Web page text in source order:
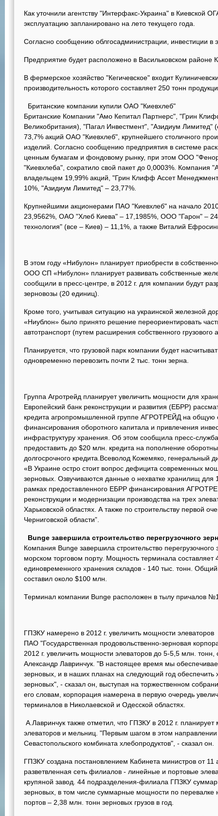
Как уточнили агентству "Интерфакс-Украина" в Киевской
эксплуатацию запланировано на лето текущего года.
Согласно сообщению облгосадминистрации, инвестиции в
Предприятие будет расположено в Васильковском районе
В фермерское хозяйство "Кегичевское" входит
производительность которого составляет 250 тонн
Британские компании купили ОАО "Киевхлеб"
Британские Компании "Амо Кепитал Партнерс", "Грин
Великобритания), "Пагал Инвестмент", "Азидиум Лимитед"
73,7% акций ОАО "Киевхлеб", крупнейшего столичного
изделий. Согласно сообщению предприятия в системе
ценным бумагам и фондовому рынку, при этом ООО
"Киевхлеба", сократило свой пакет до 0,0003%. Компания
владельцем 19,99% акций, "Грин Клифф Ассет
10%, "Азидиум Лимитед" – 23,77%.
Крупнейшими акционерами ПАО "Киевхлеб" на начало
23,9562%, ОАО "Хлеб Киева" – 17,1985%, ООО "Гарон" –
технология" (все – Киев) – 11,1%, а также Виталий
В этом году «Нибулон» планирует приобрести в
ООО СП «Нибулон» планирует развивать собственные
сообщили в пресс-центре, в 2012 г. для компании будут
зерновозы (20 единиц).
Кроме того, учитывая ситуацию на украинской железной
«Ниублон» было принято решение переориентировать
автотранспорт (путем расширения собственного грузового
Планируется, что грузовой парк компании будет
одновременно перевозить почти 2 тыс. тонн зерна.
Группа Агротрейд планирует увеличить мощности для
Европейский банк реконструкции и развития (ЕБРР)
кредита агропромышленной группе АГРОТРЕЙД на общую
финансирования оборотного капитала и привлечения
инфраструктуру хранения. Об этом сообщила пресс-
предоставить до $20 млн. кредита на пополнение
долгосрочного кредита.Всеволод Кожемяко, генеральный
«В Украине остро стоит вопрос дефицита современных
зерновых. Озвучиваются данные о нехватке хранилищ для
рамках предоставленного ЕБРР финансирования
реконструкции и модернизации производства на трех
Харьковской областях. А также по строительству первой
Черниговской области”.
Bunge завершила строительство перегрузочного
Компания Bunge завершила строительство
морском торговом порту. Мощность терминала
единовременного хранения складов - 140 тыс. тонн.
составил около $100 млн.
Терминал компании Bunge расположен в тылу причалов
ГПЗКУ намерено в 2012 г. увеличить мощности элеваторов
ПАО "Государственная продовольственно-зерновая
2012 г. увеличить мощности элеваторов до 5-5,5 млн.
Александр Лавринчук. "В настоящее время мы
зерновых, и в наших планах на следующий год
зерновых", - сказал он, выступая на торжественном
его словам, корпорация намерена в первую очередь
терминалов в Николаевской и Одесской областях.
А.Лавринчук также отметил, что ГПЗКУ в 2012 г.
элеваторов и мельниц. "Первым шагом в этом
Севастопольского комбината хлебопродуктов", - сказал он.
ГПЗКУ создана постановлением Кабинета министров от 11
разветвленная сеть филиалов - линейные и портовые
крупяной завод. 44 подразделения-филиала ГПЗКУ
зерновых, в том числе суммарные мощности по перевалке
портов – 2,38 млн. тонн зерновых грузов в год.